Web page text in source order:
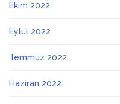
Ekim 2022
Eylül 2022
Temmuz 2022
Haziran 2022